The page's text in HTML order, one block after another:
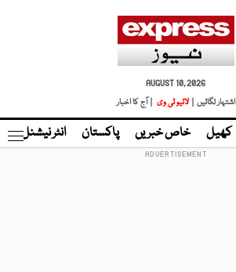
AUGUST 10, 2026
اشتہار لگائیں |
لائیو ٹی وی | آج کا اخبار
کھیل خاص خبریں پاکستان انٹر نیشنل